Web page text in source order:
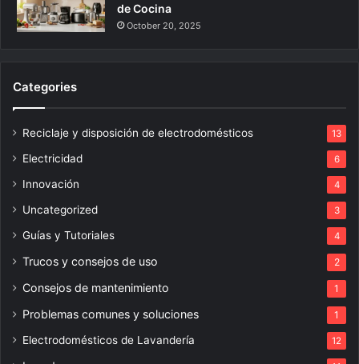
de Cocina
October 20, 2025
Categories
Reciclaje y disposición de electrodomésticos 13
Electricidad 6
Innovación 4
Uncategorized 3
Guías y Tutoriales 4
Trucos y consejos de uso 2
Consejos de mantenimiento 1
Problemas comunes y soluciones 1
Electrodomésticos de Lavandería 12